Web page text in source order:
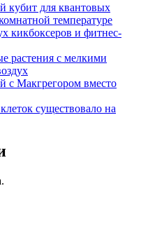
кубит для квантовых
температуре
кикбоксеров и фитнес-
растения с мелкими
с Макгрегором вместо
существовало на